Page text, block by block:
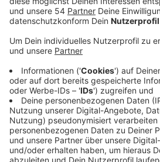
Anzeige
Die Schützen der Bruderschaft
organisieren die und werden von
auch mit mehreren Paraden
Dabei gilt die 3G-Regel, man
genesen oder negativ getestet
reicht ein Schnelltest, im
nötig. Wegen Corona gab es in
Jahren nur kleinere Ersatz-Events